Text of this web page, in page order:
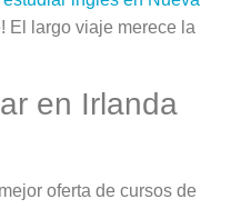
El largo viaje merece la
en Irlanda
oferta de cursos de